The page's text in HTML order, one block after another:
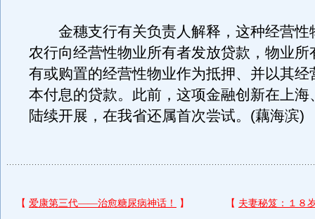
金穗支行有关负责人解释，这种经营性
农行向经营性物业所有者发放贷款，物业所
有或购置的经营性物业作为抵押、并以其经
本付息的贷款。此前，这项金融创新在上海
陆续开展，在我省还属首次尝试。(藕海滨)